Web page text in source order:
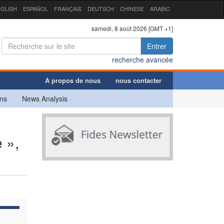
ESPAÑOL FRANÇAIS DEUTSCH CHINESE ARABIC
samedi, 8 août 2026 [GMT +1]
Entrer
recherche avancée
A propos de nous nous contacter
News Analysis
»,